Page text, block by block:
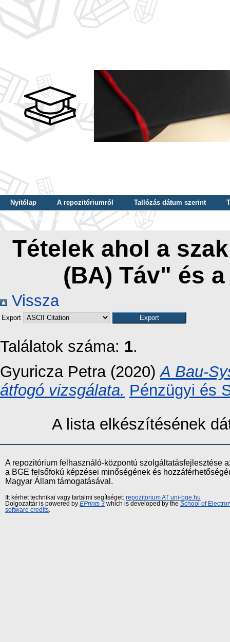
Nyitólap A repozitóriumról Tallózás dátum szerint
Tallózás szerző szerint
Tallózás nyelv szerint
Tételek ahol a
(BA) Táv" és
Vissza
Export
Találatok száma: 1.
Gyuricza Petra (2020)A Bau-
átfogó vizsgálata. Pénzügyi és
A lista elkészítésének
A repozitórium felhasználó-központú szolgáltatásfejlesztése
a BGE felsőfokú képzései minőségének és
Magyar Állam támogatásával.
Itt kérhet technikai vagy tartalmi segítséget: repozitorium AT uni-bge.hu
Dolgozattár is powered by EPrints 3 which is developed by the School of
software credits